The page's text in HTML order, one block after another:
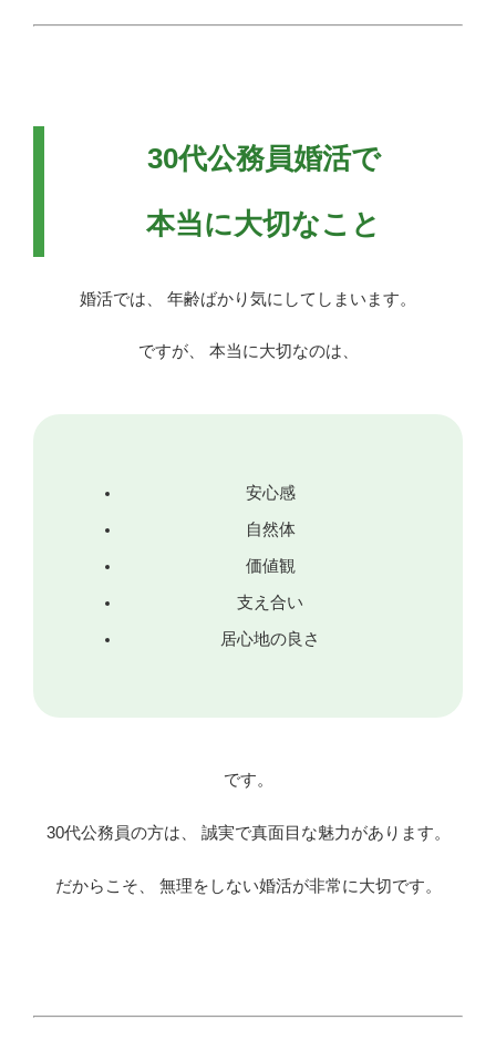
30代公務員婚活で
本当に大切なこと
婚活では、 年齢ばかり気にしてしまいます。
ですが、 本当に大切なのは、
安心感
自然体
価値観
支え合い
居心地の良さ
です。
30代公務員の方は、 誠実で真面目な魅力があります。
だからこそ、 無理をしない婚活が非常に大切です。